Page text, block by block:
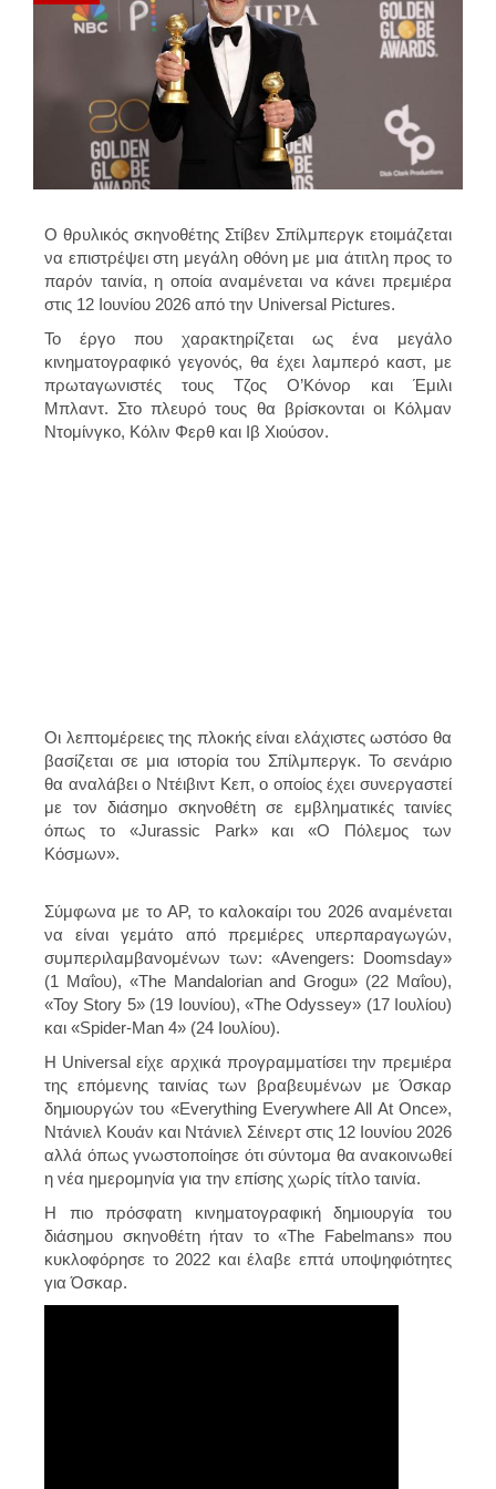
Ο θρυλικός σκηνοθέτης Στίβεν Σπίλμπεργκ ετοιμάζεται
να επιστρέψει στη μεγάλη οθόνη με μια άτιτλη προς το
παρόν ταινία, η οποία αναμένεται να κάνει πρεμιέρα
στις 12 Ιουνίου 2026 από την Universal Pictures.
Το έργο που χαρακτηρίζεται ως ένα μεγάλο
κινηματογραφικό γεγονός, θα έχει λαμπερό καστ, με
πρωταγωνιστές τους Τζος Ο’Κόνορ και Έμιλι
Μπλαντ. Στο πλευρό τους θα βρίσκονται οι Κόλμαν
Ντομίνγκο, Κόλιν Φερθ και Ιβ Χιούσον.
Οι λεπτομέρειες της πλοκής είναι ελάχιστες ωστόσο θα
βασίζεται σε μια ιστορία του Σπίλμπεργκ. Το σενάριο
θα αναλάβει ο Ντέιβιντ Κεπ, ο οποίος έχει συνεργαστεί
με τον διάσημο σκηνοθέτη σε εμβληματικές ταινίες
όπως το «Jurassic Park» και «Ο Πόλεμος των
Κόσμων».
Σύμφωνα με το AP, το καλοκαίρι του 2026 αναμένεται
να είναι γεμάτο από πρεμιέρες υπερπαραγωγών,
συμπεριλαμβανομένων των: «Avengers: Doomsday»
(1 Μαΐου), «The Mandalorian and Grogu» (22 Μαΐου),
«Toy Story 5» (19 Ιουνίου), «The Odyssey» (17 Ιουλίου)
και «Spider-Man 4» (24 Ιουλίου).
Η Universal είχε αρχικά προγραμματίσει την πρεμιέρα
της επόμενης ταινίας των βραβευμένων με Όσκαρ
δημιουργών του «Everything Everywhere All At Once»,
Ντάνιελ Κουάν και Ντάνιελ Σέινερτ στις 12 Ιουνίου 2026
αλλά όπως γνωστοποίησε ότι σύντομα θα ανακοινωθεί
η νέα ημερομηνία για την επίσης χωρίς τίτλο ταινία.
H πιο πρόσφατη κινηματογραφική δημιουργία του
διάσημου σκηνοθέτη ήταν το «The Fabelmans» που
κυκλοφόρησε το 2022 και έλαβε επτά υποψηφιότητες
για Όσκαρ.